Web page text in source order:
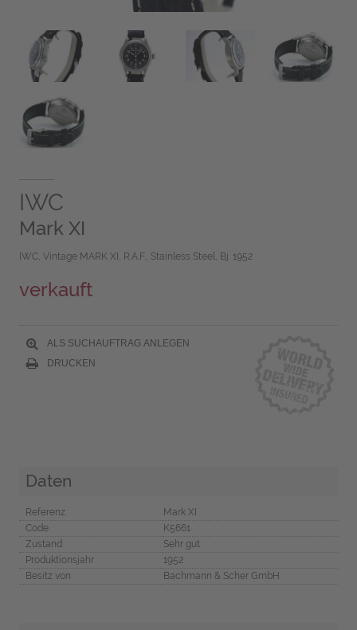
IWC
Mark XI
IWC, Vintage MARK XI, R.A.F., Stainless Steel, Bj. 1952
verkauft
ALS SUCHAUFTRAG ANLEGEN
DRUCKEN
Daten
Referenz
Mark XI
Code
K5661
Zustand
Sehr gut
Produktionsjahr
1952
Besitz von
Bachmann & Scher GmbH